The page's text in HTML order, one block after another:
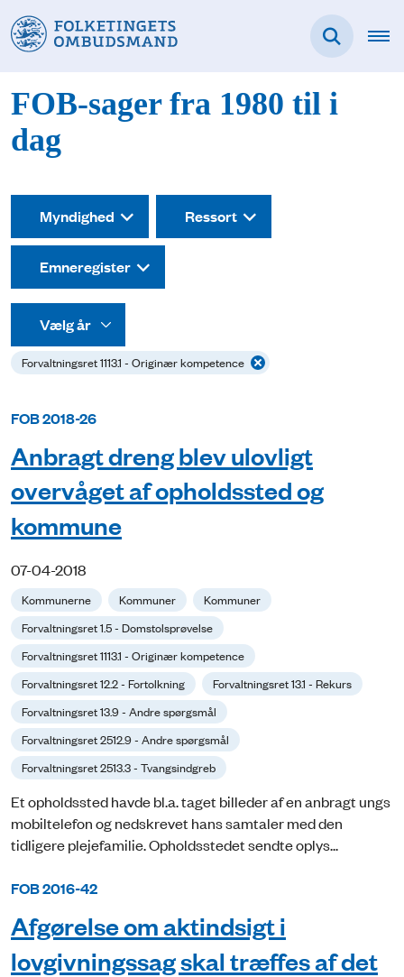
FOB-sager fra 1980 til i
dag
Myndighed Ressort
Emneregister
Forvaltningsret 1113.1 - Originær kompetence
FOB 2018-26
Anbragt dreng blev ulovligt
overvåget af opholdssted og
kommune
07-04-2018
Kommunerne Kommuner
Kommuner
Forvaltningsret 1.5 - Domstolsprøvelse
Forvaltningsret 1113.1 - Originær kompetence
Forvaltningsret 12.2 - Fortolkning
Forvaltningsret 13.1 - Rekurs
Forvaltningsret 13.9 - Andre spørgsmål
Forvaltningsret 2512.9 - Andre spørgsmål
Forvaltningsret 2513.3 - Tvangsindgreb
Et opholdssted havde bl.a. taget billeder af en anbragt ungs
mobiltelefon og nedskrevet hans samtaler med den
tidligere plejefamilie. Opholdsstedet sendte oplys...
FOB 2016-42
Afgørelse om aktindsigt i
lovgivningssag skal træffes af det